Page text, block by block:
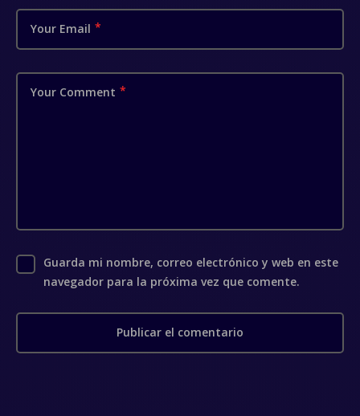
Your Email
Your Comment
Guarda mi nombre, correo electrónico y web en este
navegador para la próxima vez que comente.